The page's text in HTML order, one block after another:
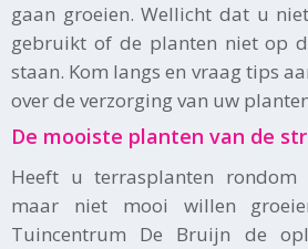
gaan groeien. Wellicht dat u
gebruikt of de planten niet op
staan. Kom langs en vraag tips
over de verzorging van uw
De mooiste planten van de
Heeft u terrasplanten
maar niet mooi willen
Tuincentrum De Bruijn de